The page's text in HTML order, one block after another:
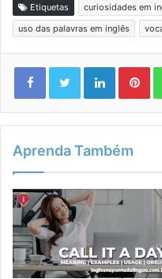
Etiquetas curiosidades em
uso das palavras em inglês
Linkedin
Aprenda Também